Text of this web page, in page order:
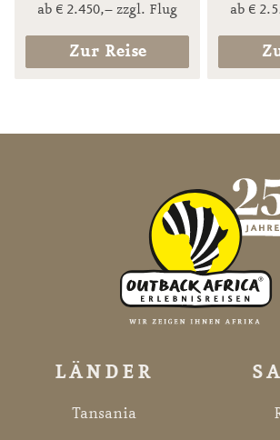
ab € 2.450,– zzgl. Flug
Zur Reise
ab €
LÄNDER
Tansania